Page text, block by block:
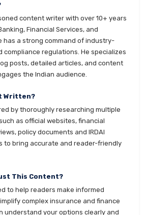
nagpur
noida
patna
portability
premium calculator
pune
rajkot
renewal process
stocks india
tax benefits 80d
thane
tirunelveli
content writer with over 10+ years
Financial Services, and
has a strong command of industry-
compliance regulations. He specializes
posts, detailed articles, and content
the Indian audience.
Written?
by thoroughly researching multiple
as official websites, financial
policy documents and IRDAI
to bring accurate and reader-friendly
This Content?
to help readers make informed
complex insurance and finance
understand your options clearly and